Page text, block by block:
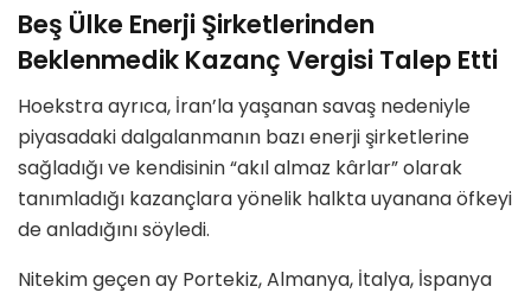
Beş Ülke Enerji Şirketlerinden
Beklenmedik Kazanç Vergisi Talep Etti
Hoekstra ayrıca, İran’la yaşanan savaş nedeniyle
piyasadaki dalgalanmanın bazı enerji şirketlerine
sağladığı ve kendisinin “akıl almaz kârlar” olarak
tanımladığı kazançlara yönelik halkta uyanana öfkeyi
de anladığını söyledi.
Nitekim geçen ay Portekiz, Almanya, İtalya, İspanya